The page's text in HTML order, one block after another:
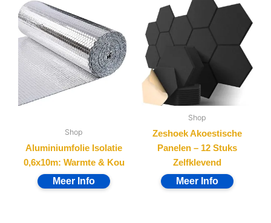
Shop
Aluminiumfolie Isolatie
0,6x10m: Warmte & Kou
Shop
Zeshoek Akoestische
Panelen – 12 Stuks
Zelfklevend